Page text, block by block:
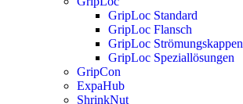
GripLoc Standard
GripLoc Flansch
GripLoc Strömungskappen
GripLoc Speziallösungen
GripCon
ExpaHub
ShrinkNut